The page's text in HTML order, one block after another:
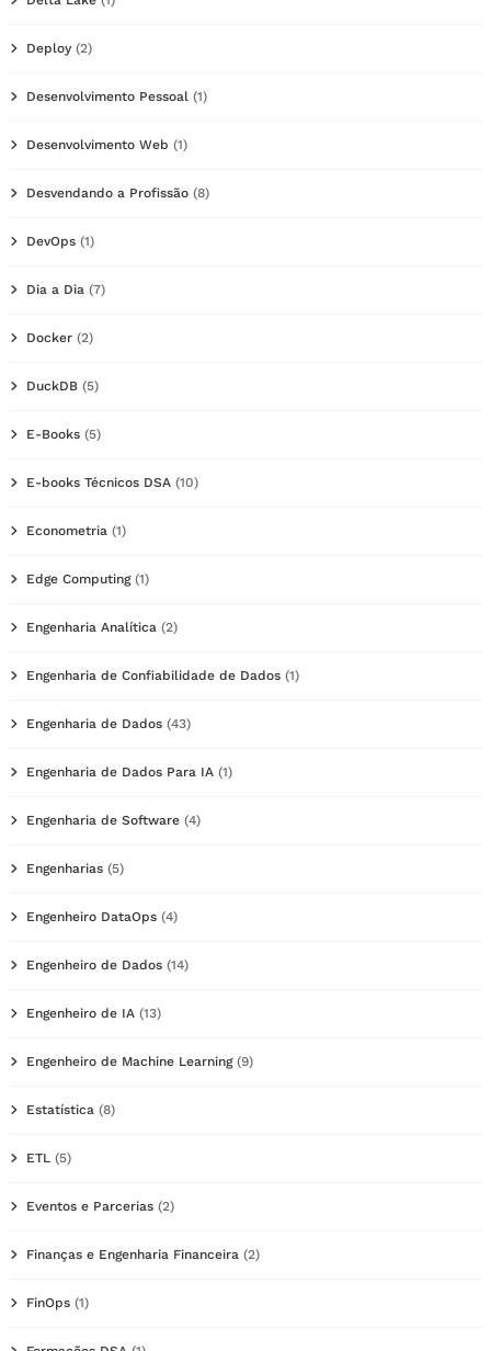
Deploy (2)
Desenvolvimento Pessoal (1)
Desenvolvimento Web (1)
Desvendando a Profissão (8)
DevOps (1)
Dia a Dia (7)
Docker (2)
DuckDB (5)
E-Books (5)
E-books Técnicos DSA (10)
Econometria (1)
Edge Computing(1)
Engenharia Analítica (2)
Engenharia de Confiabilidade de Dados (1)
Engenharia de Dados (43)
Engenharia de Dados Para IA (1)
Engenharia de Software (4)
Engenharias (5)
Engenheiro DataOps (4)
Engenheiro de Dados (14)
Engenheiro de IA (13)
Engenheiro de Machine Learning(9)
Estatística (8)
ETL (5)
Eventos e Parcerias (2)
Finanças e Engenharia Financeira (2)
FinOps (1)